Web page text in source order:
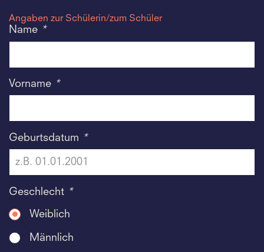
Angaben zur Schülerin/zum Schüler
Name *
Vorname *
Geburtsdatum *
Geschlecht *
Weiblich
Männlich